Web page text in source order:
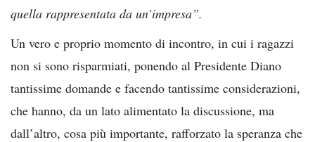
quella rappresentata da un’impresa”.
Un vero e proprio momento di incontro, in cui i ragazzi
non si sono risparmiati, ponendo al Presidente Diano
tantissime domande e facendo tantissime considerazioni,
che hanno, da un lato alimentato la discussione, ma
dall’altro, cosa più importante, rafforzato la speranza che